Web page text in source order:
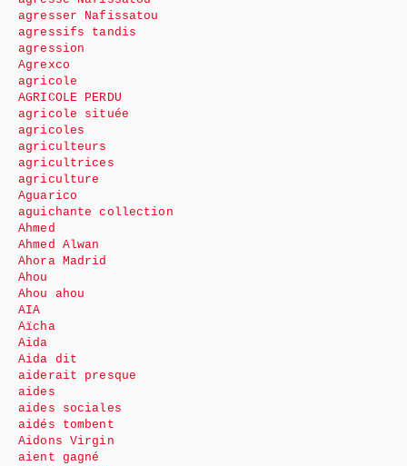
agresser Nafissatou
agressifs tandis
agression
Agrexco
agricole
AGRICOLE PERDU
agricole située
agricoles
agriculteurs
agricultrices
agriculture
Aguarico
aguichante collection
Ahmed
Ahmed Alwan
Ahora Madrid
Ahou
Ahou ahou
AIA
Aïcha
Aida
Aida dit
aiderait presque
aides
aides sociales
aidés tombent
Aidons Virgin
aient gagné